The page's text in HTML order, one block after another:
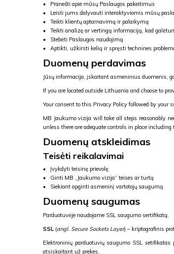
Pranešti apie mūsų Paslaugos pakeitimus
Leisti jums dalyvauti interaktyviomis mūsų
Teikti klientų aptarnavimą ir palaikymą
Teikti analizę ar vertingą informaciją, kad
Stebėti Paslaugos naudojimą
Aptikti, užkirsti kelią ir spręsti technines
Duomenų perdavimas
Jūsų informacija, įskaitant asmeninius duomenis,
If you are located outside Lithuania and choose to
Your consent to this Privacy Policy followed by
MB Jaukumo vizija will take all steps reasonably
unless there are adequate controls in place
Duomenų atskleidimas
Teisėti reikalavimai
Įvykdyti teisinę prievolę
Ginti MB „Jaukumo vizija“ teises ar turtą
Siekiant apginti asmeninį vartotojų saugumą
Duomenų saugumas
Parduotuvėje naudojame SSL saugumo sertifikatą.
SSL (angl. Secure Sockets Layer) – kriptografinis
Elektroninių parduotuvių saugumo SSL
atsiskaitant už prekes.